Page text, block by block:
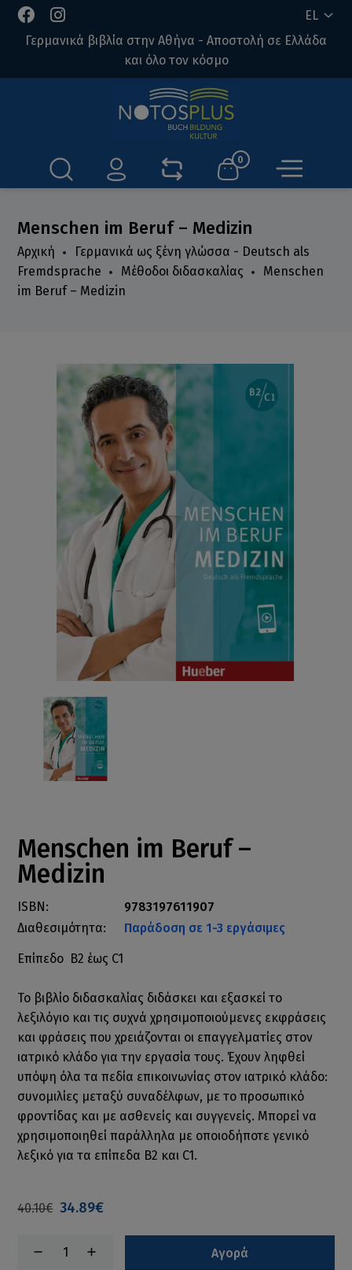
EL
Γερμανικά βιβλία στην Αθήνα - Αποστολή σε Ελλάδα
και όλο τον κόσμο
0
Menschen im Beruf – Medizin
Αρχική
Γερμανικά ως ξένη γλώσσα - Deutsch als
Fremdsprache
Μέθοδοι διδασκαλίας
Menschen
im Beruf – Medizin
Menschen im Beruf –
Medizin
ISBN:
9783197611907
Διαθεσιμότητα:
Παράδοση σε 1-3 εργάσιμες
Επίπεδο Β2 έως C1
Το βιβλίο διδασκαλίας διδάσκει και εξασκεί το
λεξιλόγιο και τις συχνά χρησιμοποιούμενες εκφράσεις
και φράσεις που χρειάζονται οι επαγγελματίες στον
ιατρικό κλάδο για την εργασία τους. Έχουν ληφθεί
υπόψη όλα τα πεδία επικοινωνίας στον ιατρικό κλάδο:
συνομιλίες μεταξύ συναδέλφων, με το προσωπικό
φροντίδας και με ασθενείς και συγγενείς. Μπορεί να
χρησιμοποιηθεί παράλληλα με οποιοδήποτε γενικό
λεξικό για τα επίπεδα B2 και C1.
40.10€ 34.89€
Αγορά